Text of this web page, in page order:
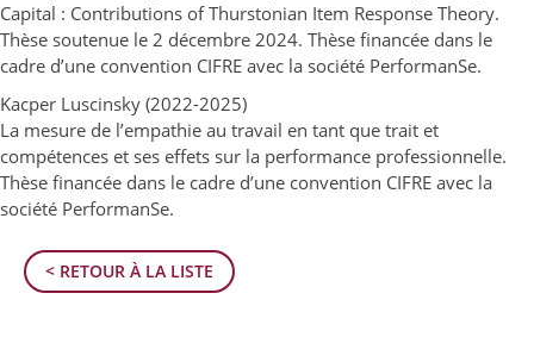
< RETOUR À LA LISTE
Capital : Contributions of Thurstonian Item Response Theory.
Thèse soutenue le 2 décembre 2024. Thèse financée dans le
cadre d’une convention CIFRE avec la société PerformanSe.
Kacper Luscinsky (2022-2025)
La mesure de l’empathie au travail en tant que trait et
compétences et ses effets sur la performance professionnelle.
Thèse financée dans le cadre d’une convention CIFRE avec la
société PerformanSe.